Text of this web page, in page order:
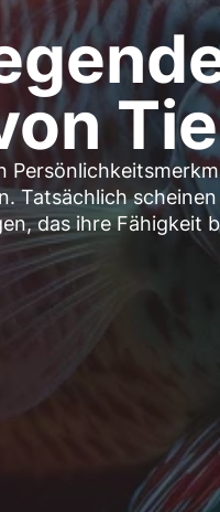
Tatsächlich
das ihre Fähigkeit